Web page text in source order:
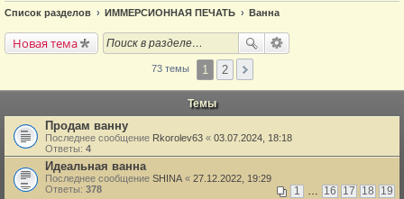
Список разделов ИММЕРСИОННАЯ ПЕЧАТЬ Ванна
Новая тема
73 темы 1 2
Темы
Продам ванну
Последнее сообщение Rkorolev63 « 03.07.2024, 18:18
Ответы: 4
Идеальная ванна
Последнее сообщение SHINA « 27.12.2022, 19:29
Ответы: 378 1 … 16 17 18 19